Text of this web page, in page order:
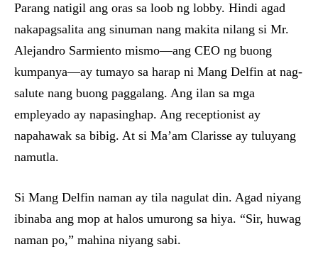
Parang natigil ang oras sa loob ng lobby. Hindi agad
nakapagsalita ang sinuman nang makita nilang si Mr.
Alejandro Sarmiento mismo—ang CEO ng buong
kumpanya—ay tumayo sa harap ni Mang Delfin at nag-
salute nang buong paggalang. Ang ilan sa mga
empleyado ay napasinghap. Ang receptionist ay
napahawak sa bibig. At si Ma’am Clarisse ay tuluyang
namutla.
Si Mang Delfin naman ay tila nagulat din. Agad niyang
ibinaba ang mop at halos umurong sa hiya. “Sir, huwag
naman po,” mahina niyang sabi.